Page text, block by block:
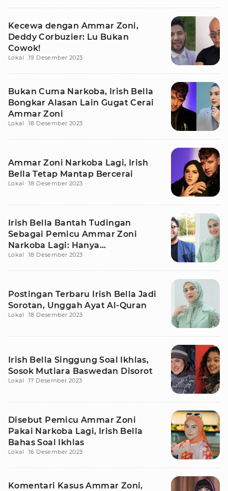
Kecewa dengan Ammar Zoni,
Deddy Corbuzier: Lu Bukan
Cowok!
Lokal 19 Desember 2023
Bukan Cuma Narkoba, Irish Bella
Bongkar Alasan Lain Gugat Cerai
Ammar Zoni
Lokal 18 Desember 2023
Ammar Zoni Narkoba Lagi, Irish
Bella Tetap Mantap Bercerai
Lokal 18 Desember 2023
Irish Bella Bantah Tudingan
Sebagai Pemicu Ammar Zoni
Narkoba Lagi: Hanya
Mengingatkan
Lokal 18 Desember 2023
Postingan Terbaru Irish Bella Jadi
Sorotan, Unggah Ayat Al-Quran
Lokal 18 Desember 2023
Irish Bella Singgung Soal Ikhlas,
Sosok Mutiara Baswedan Disorot
Lokal 17 Desember 2023
Disebut Pemicu Ammar Zoni
Pakai Narkoba Lagi, Irish Bella
Bahas Soal Ikhlas
Lokal 16 Desember 2023
Komentari Kasus Ammar Zoni,